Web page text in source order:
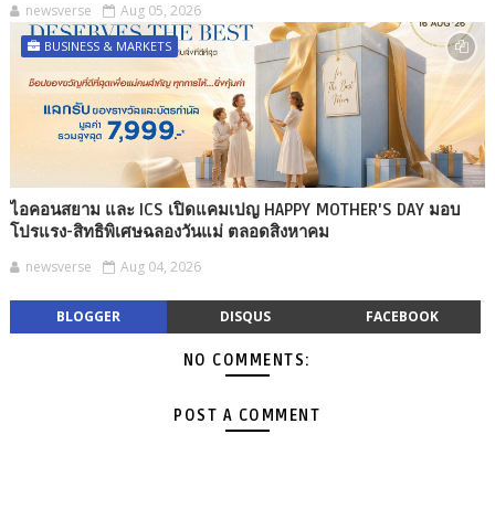
newsverse Aug 05, 2026
BUSINESS & MARKETS
ไอคอนสยาม และ ICS เปิดแคมเปญ HAPPY MOTHER'S DAY มอบ
โปรแรง-สิทธิพิเศษฉลองวันแม่ ตลอดสิงหาคม
newsverse Aug 04, 2026
BLOGGER DISQUS FACEBOOK
NO COMMENTS:
POST A COMMENT